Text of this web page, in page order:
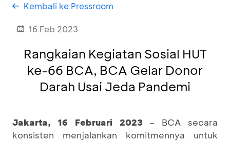
Kembali ke Pressroom
16 Feb 2023
Rangkaian Kegiatan Sosial HUT
ke-66 BCA, BCA Gelar Donor
Darah Usai Jeda Pandemi
Jakarta, 16 Februari 2023 – BCA secara
konsisten menjalankan komitmennya untuk